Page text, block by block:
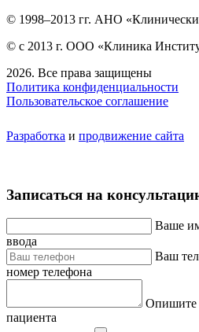
© 1998–2013 гг. АНО
© с 2013 г. ООО «Клиника
2026. Все права защищены
Политика конфиденциальности
Пользовательское соглашение
Разработка и продвижение сайта
Записаться на
Ваше
ввода
Ваш
номер телефона
Опишите
пациента